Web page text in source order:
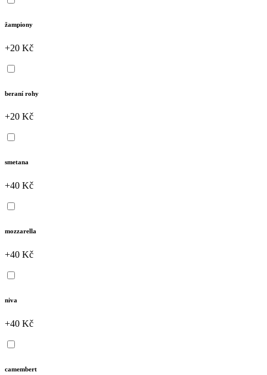
žampiony
+20 Kč
beraní rohy
+20 Kč
smetana
+40 Kč
mozzarella
+40 Kč
niva
+40 Kč
camembert